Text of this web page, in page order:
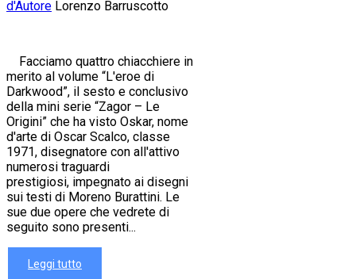
d'Autore Lorenzo Barruscotto
Facciamo quattro chiacchiere in
merito al volume “L'eroe di
Darkwood”, il sesto e conclusivo
della mini serie “Zagor – Le
Origini” che ha visto Oskar, nome
d'arte di Oscar Scalco, classe
1971, disegnatore con all'attivo
numerosi traguardi
prestigiosi, impegnato ai disegni
sui testi di Moreno Burattini. Le
sue due opere che vedrete di
seguito sono presenti...
Leggi tutto